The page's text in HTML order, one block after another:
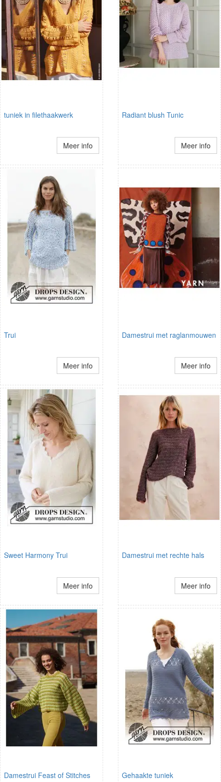
tuniek in filethaakwerk
Meer info
Radiant blush Tunic
Meer info
Trui
Meer info
Damestrui met raglanmouwen
Meer info
Sweet Harmony Trui
Meer info
Damestrui met rechte hals
Meer info
Damestrui Feast of Stitches Gehaakte tuniek